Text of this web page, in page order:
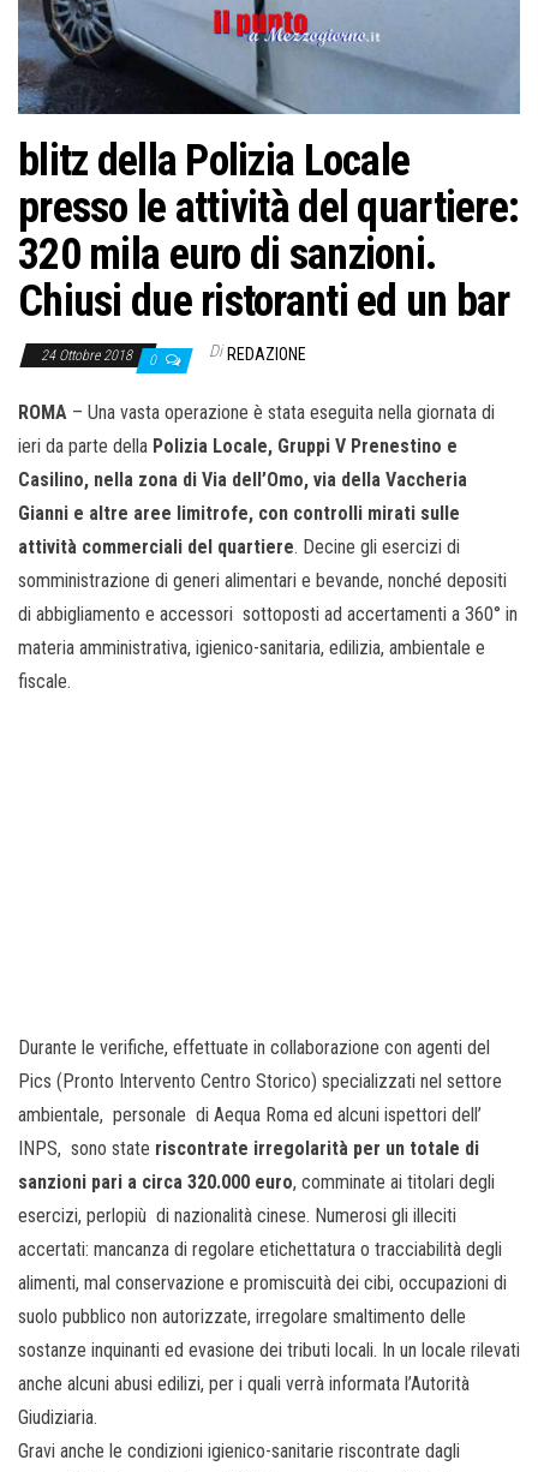
blitz della Polizia Locale
presso le attività del quartiere:
320 mila euro di sanzioni.
Chiusi due ristoranti ed un bar
24 Ottobre 2018 0 Di REDAZIONE
ROMA – Una vasta operazione è stata eseguita nella giornata di
ieri da parte della Polizia Locale, Gruppi V Prenestino e
Casilino, nella zona di Via dell’Omo, via della Vaccheria
Gianni e altre aree limitrofe, con controlli mirati sulle
attività commerciali del quartiere. Decine gli esercizi di
somministrazione di generi alimentari e bevande, nonché depositi
di abbigliamento e accessori sottoposti ad accertamenti a 360° in
materia amministrativa, igienico-sanitaria, edilizia, ambientale e
fiscale.
Durante le verifiche, effettuate in collaborazione con agenti del
Pics (Pronto Intervento Centro Storico) specializzati nel settore
ambientale, personale di Aequa Roma ed alcuni ispettori dell’
INPS, sono state riscontrate irregolarità per un totale di
sanzioni pari a circa 320.000 euro, comminate ai titolari degli
esercizi, perlopiù di nazionalità cinese. Numerosi gli illeciti
accertati: mancanza di regolare etichettatura o tracciabilità degli
alimenti, mal conservazione e promiscuità dei cibi, occupazioni di
suolo pubblico non autorizzate, irregolare smaltimento delle
sostanze inquinanti ed evasione dei tributi locali. In un locale rilevati
anche alcuni abusi edilizi, per i quali verrà informata l’Autorità
Giudiziaria.
Gravi anche le condizioni igienico-sanitarie riscontrate dagli